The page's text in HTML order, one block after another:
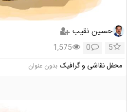
حسین نقیب
5
0
1,575
محفل نقاشی و گرافیک بدون عنوان